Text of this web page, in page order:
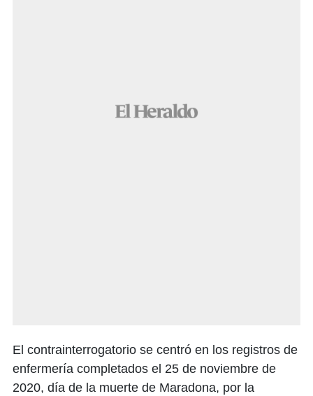
El contrainterrogatorio se centró en los registros de
enfermería completados el 25 de noviembre de
2020, día de la muerte de Maradona, por la